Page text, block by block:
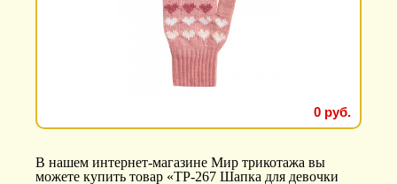
0 руб.
В нашем интернет-магазине Мир трикотажа вы
можете купить товар «ТР-267 Шапка для девочки